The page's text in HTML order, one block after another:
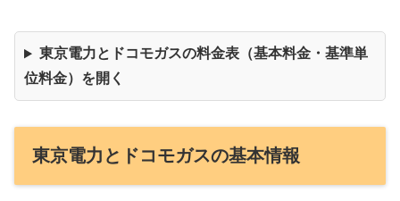
東京電力とドコモガスの料金表（基本料金・基準単
位料金）を開く
東京電力とドコモガスの基本情報